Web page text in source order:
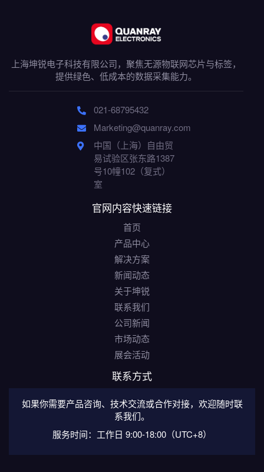
上海坤锐电子科技有限公司，聚焦无源物联网芯片与标签，
提供绿色、低成本的数据采集能力。
021-68795432
Marketing@quanray.com
中国（上海）自由贸
易试验区张东路1387
号10幢102（复式）
室
官网内容快速链接
首页
产品中心
解决方案
新闻动态
关于坤锐
联系我们
公司新闻
市场动态
展会活动
联系方式
如果你需要产品咨询、技术交流或合作对接，欢迎随时联
系我们。
服务时间：工作日 9:00-18:00（UTC+8）